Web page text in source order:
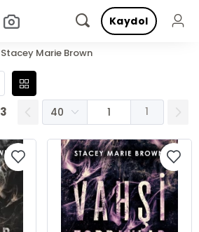
Kaydol
Stacey Marie Brown
3 1